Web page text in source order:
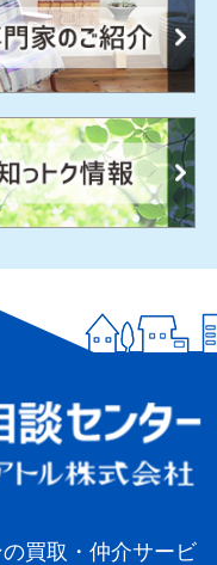
買取・仲介サービ